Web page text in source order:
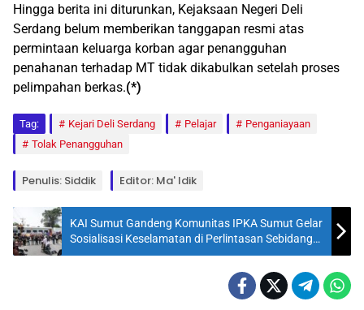
Hingga berita ini diturunkan, Kejaksaan Negeri Deli
Serdang belum memberikan tanggapan resmi atas
permintaan keluarga korban agar penangguhan
penahanan terhadap MT tidak dikabulkan setelah proses
pelimpahan berkas.(*)
Tag: Kejari Deli Serdang Pelajar
Penganiayaan
Tolak Penangguhan
Penulis: Siddik Editor: Ma' Idik
KAI Sumut Gandeng Komunitas IPKA Sumut Gelar
Sosialisasi Keselamatan di Perlintasan Sebidang
Lubuk Pakam